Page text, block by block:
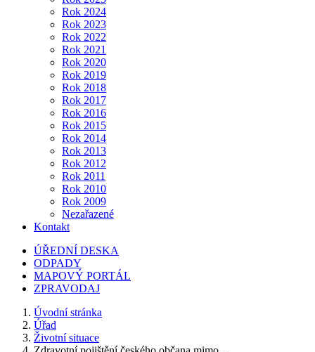
Rok 2024
Rok 2023
Rok 2022
Rok 2021
Rok 2020
Rok 2019
Rok 2018
Rok 2017
Rok 2016
Rok 2015
Rok 2014
Rok 2013
Rok 2012
Rok 2011
Rok 2010
Rok 2009
Nezařazené
Kontakt
ÚŘEDNÍ DESKA
ODPADY
MAPOVÝ PORTÁL
ZPRAVODAJ
Úvodní stránka
Úřad
Životní situace